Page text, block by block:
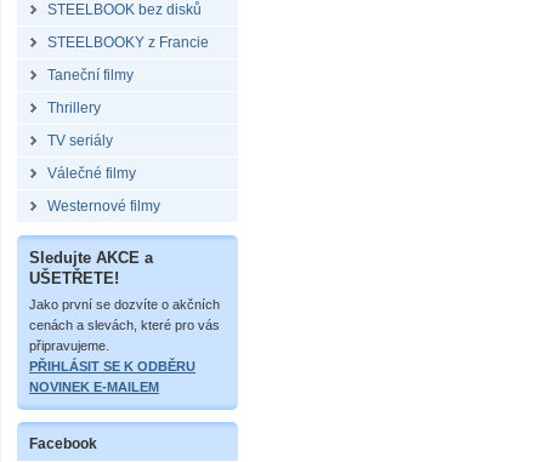
STEELBOOK bez disků
STEELBOOKY z Francie
Taneční filmy
Thrillery
TV seriály
Válečné filmy
Westernové filmy
Sledujte AKCE a
UŠETŘETE!
Jako první se dozvíte o akčních
cenách a slevách, které pro vás
připravujeme.
PŘIHLÁSIT SE K ODBĚRU
NOVINEK E-MAILEM
Facebook